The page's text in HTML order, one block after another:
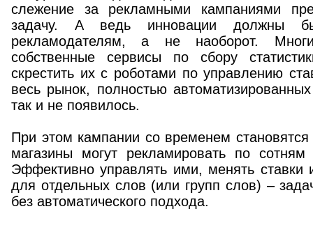
слежение за рекламными кампаниями
задачу. А ведь инновации должны
рекламодателям, а не наоборот.
собственные сервисы по сбору
скрестить их с роботами по управлению
весь рынок, полностью
так и не появилось.
При этом кампании со временем
магазины могут рекламировать по
Эффективно управлять ими, менять ставки
для отдельных слов (или групп слов) –
без автоматического подхода.